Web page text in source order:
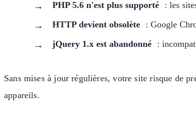
PHP 5.6 n'est plus supporté : les
HTTP devient obsolète : Google
jQuery 1.x est abandonné :
Sans mises à jour régulières, votre site risque de
appareils.